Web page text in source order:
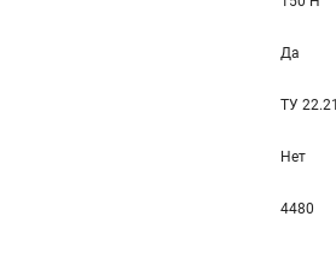
Да
ТУ
Нет
4480